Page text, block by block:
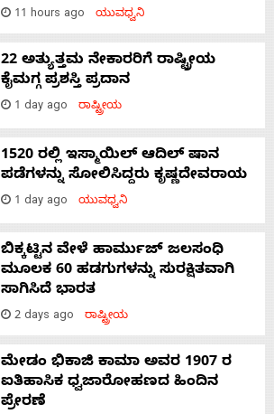
11 hours ago ಯುವಧ್ವನಿ
22 ಅತ್ಯುತ್ತಮ ನೇಕಾರರಿಗೆ ರಾಷ್ಟ್ರೀಯ
ಕೈಮಗ್ಗ ಪ್ರಶಸ್ತಿ ಪ್ರದಾನ
1 day ago ರಾಷ್ಟ್ರೀಯ
1520 ರಲ್ಲಿ ಇಸ್ಮಾಯಿಲ್ ಆದಿಲ್ ಷಾನ
ಪಡೆಗಳನ್ನು ಸೋಲಿಸಿದ್ದರು ಕೃಷ್ಣದೇವರಾಯ
1 day ago ಯುವಧ್ವನಿ
ಬಿಕ್ಕಟ್ಟಿನ ವೇಳೆ ಹಾರ್ಮುಜ್ ಜಲಸಂಧಿ
ಮೂಲಕ 60 ಹಡಗುಗಳನ್ನು ಸುರಕ್ಷಿತವಾಗಿ
ಸಾಗಿಸಿದೆ ಭಾರತ
2 days ago ರಾಷ್ಟ್ರೀಯ
ಮೇಡಂ ಭಿಕಾಜಿ ಕಾಮಾ ಅವರ 1907 ರ
ಐತಿಹಾಸಿಕ ಧ್ವಜಾರೋಹಣದ ಹಿಂದಿನ
ಪ್ರೇರಣೆ